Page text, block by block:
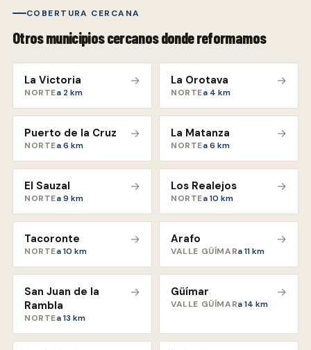
COBERTURA CERCANA
Otros municipios cercanos donde reformamos
La Victoria
NORTEa 2km
→ La Orotava
NORTEa 4 km
→
Puerto de la Cruz
NORTEa6 km
→ La Matanza
NORTEa6 km
→
El Sauzal
NORTEa9 km
→ Los Realejos
NORTEa10 km
→
Tacoronte
NORTEa10 km
→ Arafo
VALLE GÜÍMARa11km
→
San Juan de la
Rambla
NORTEa13 km
→ Güímar
VALLE GÜÍMARa14 km
→